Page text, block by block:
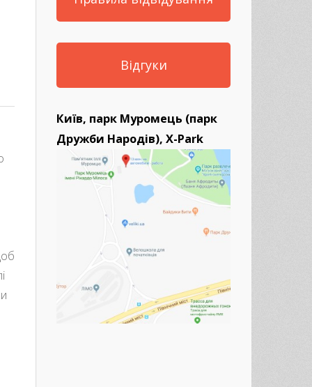
Відгуки
Київ, парк Муромець (парк
Дружби Народів), X-Park